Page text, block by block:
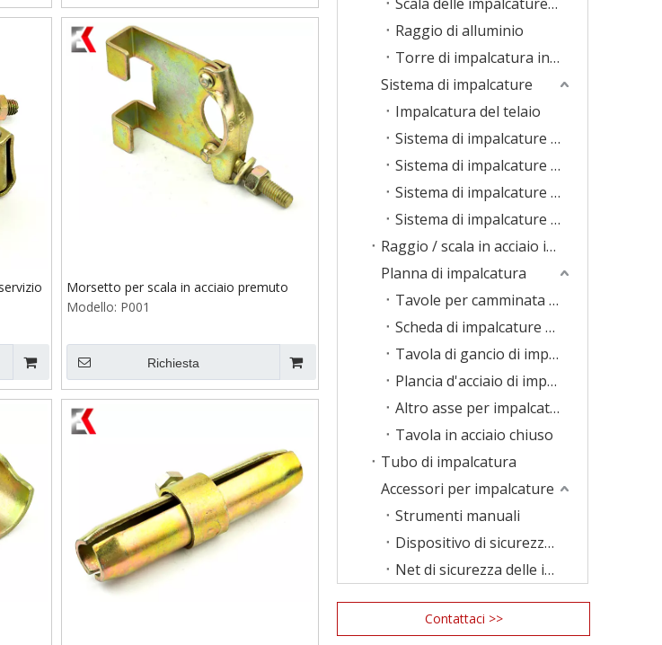
Morsetto per scala in acciaio premuto
Modello: P001
Richiesta
Raggio di alluminio
Torre di impalcatura in alluminio
Sistema di impalcature
Impalcatura del telaio
Sistema di impalcature Ringlock
Sistema di impalcature Cuplock
Sistema di impalcature Haki
Sistema di impalcature KwikStage
Raggio / scala in acciaio impalcatura
Planna di impalcatura
Tavole per camminata di impalcature
Scheda di impalcature LVL
Tavola di gancio di impalcature
Plancia d'acciaio di impalcatura
Altro asse per impalcature
Tavola in acciaio chiuso
Tubo di impalcatura
Accessori per impalcature
Strumenti manuali
Dispositivo di sicurezza delle impalcature
Net di sicurezza delle impalcature
Contattaci >>